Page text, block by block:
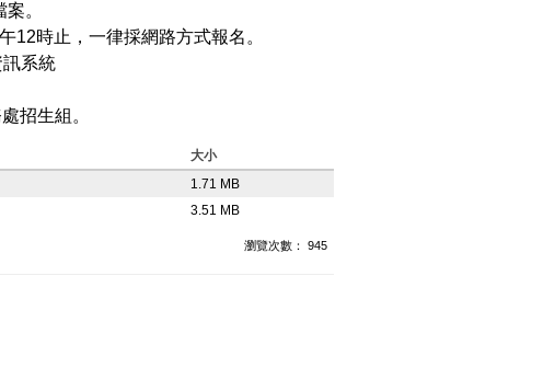
。
12時止，一律採網路方式報名。
系統
招生組。
大小
1.71 MB
3.51 MB
瀏覽次數： 945